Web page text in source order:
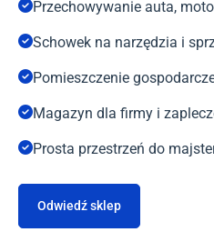
Przechowywanie auta,
Schowek na narzędzia i
Pomieszczenie
Magazyn dla firmy i
Prosta przestrzeń do
Odwiedź sklep